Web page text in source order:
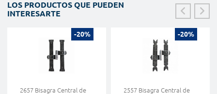
LOS PRODUCTOS QUE PUEDEN
INTERESARTE
-20%
2657 Bisagra Central de
-20%
2557 Bisagra Central de